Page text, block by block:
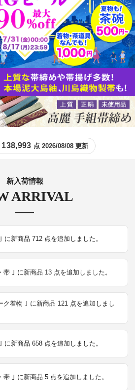
138,993 点 2026/08/08 更新
ARRIVAL
新入荷情報
に新商品 712 点を追加しました。
帯 ｣ に新商品 13 点を追加しました。
ク着物 ｣ に新商品 121 点を追加しまし
に新商品 658 点を追加しました。
帯 ｣ に新商品 5 点を追加しました。